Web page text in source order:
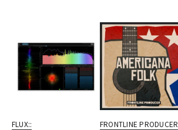
FLUX:: FRONTLINE PRODUCER